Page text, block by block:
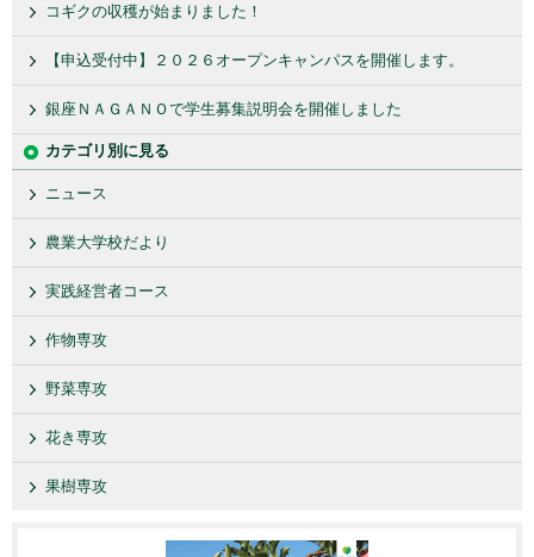
コギクの収穫が始まりました！
【申込受付中】２０２６オープンキャンパスを開催します。
銀座ＮＡＧＡＮＯで学生募集説明会を開催しました
カテゴリ別に見る
ニュース
農業大学校だより
実践経営者コース
作物専攻
野菜専攻
花き専攻
果樹専攻